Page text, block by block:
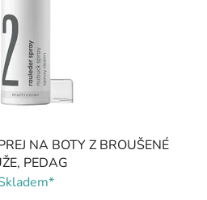
NA BOTY Z BROUŠENÉ
PEDAG